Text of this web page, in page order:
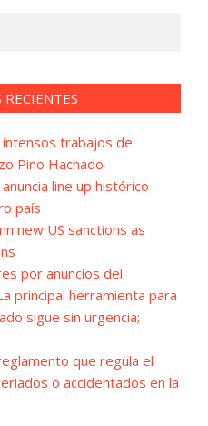
RECIENTES
intensos trabajos de
Pino Hachado
line up histórico
país
new US sanctions as
por anuncios del
principal herramienta para
sigue sin urgencia;
que regula el
o accidentados en la